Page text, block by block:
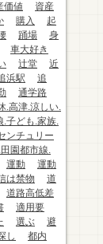
価値
資産
購入
起
踊場
身
車大好き
辻堂
近
浜駅
追
通学路
.高津.涼しい.
.子ども.家族.
ンチュリー
園都市線.
運動
運動
は禁物
道
道路高低差
適用要
選ぶ
避
し
都内